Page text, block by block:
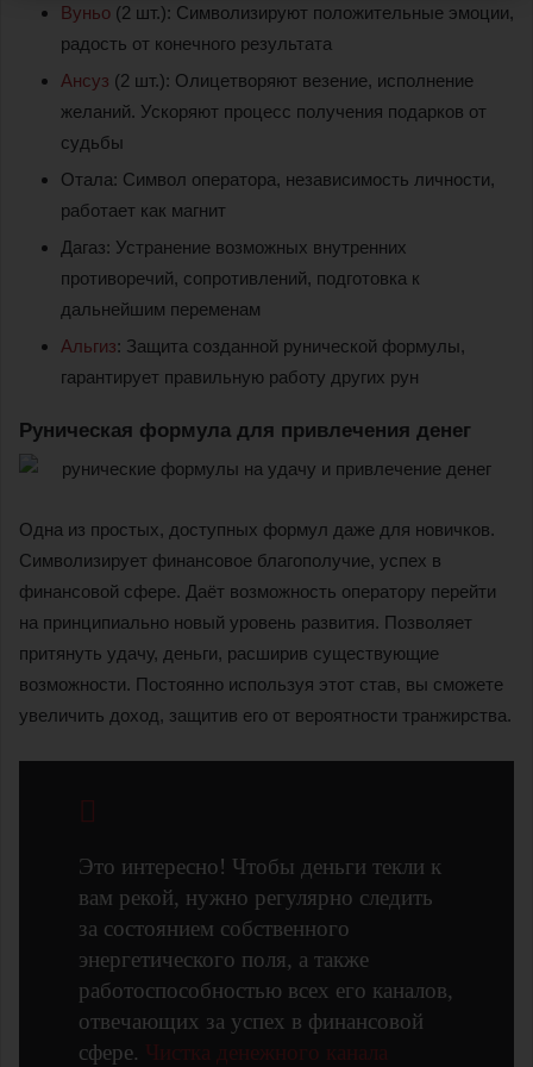
Вуньо (2 шт.): Символизируют положительные эмоции,
радость от конечного результата
Ансуз (2 шт.): Олицетворяют везение, исполнение
желаний. Ускоряют процесс получения подарков от
судьбы
Отала: Символ оператора, независимость личности,
работает как магнит
Дагаз: Устранение возможных внутренних
противоречий, сопротивлений, подготовка к
дальнейшим переменам
Альгиз: Защита созданной рунической формулы,
гарантирует правильную работу других рун
Руническая формула для привлечения денег
Одна из простых, доступных формул даже для новичков.
Символизирует финансовое благополучие, успех в
финансовой сфере. Даёт возможность оператору перейти
на принципиально новый уровень развития. Позволяет
притянуть удачу, деньги, расширив существующие
возможности. Постоянно используя этот став, вы сможете
увеличить доход, защитив его от вероятности транжирства.
Это интересно! Чтобы деньги текли к
вам рекой, нужно регулярно следить
за состоянием собственного
энергетического поля, а также
работоспособностью всех его каналов,
отвечающих за успех в финансовой
сфере. Чистка денежного канала